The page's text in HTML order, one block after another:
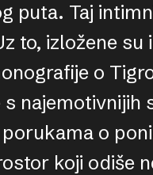
puta. Taj
to, izložene
o
najemotivnijih
o
koji odiše